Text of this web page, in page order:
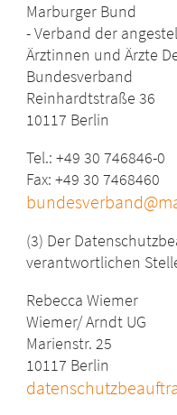
Marburger Bund
- Verband der
Ärztinnen und Ärzte
Bundesverband
Reinhardtstraße 36
10117 Berlin
Tel.: +49 30 746846-0
Fax: +49 30 7468460
(3) Der
verantwortlichen
Rebecca Wiemer
Wiemer/ Arndt UG
Marienstr. 25
10117 Berlin